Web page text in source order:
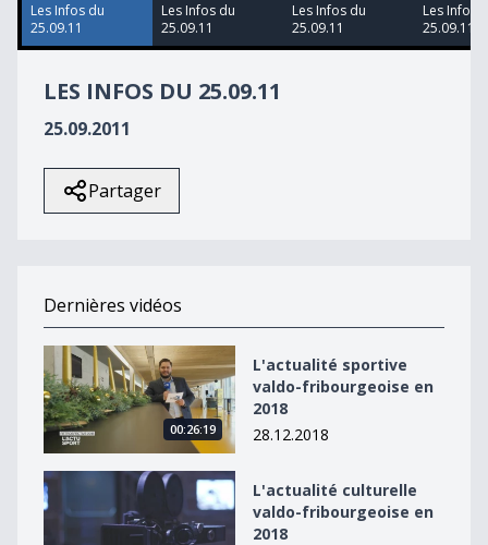
44
seconds
Les Infos du
25.09.11
Les Infos du
25.09.11
Les Infos du
25.09.11
Les Infos
25.09.11
LES INFOS DU 25.09.11
25.09.2011
Partager
Dernières vidéos
L&#039;actualité sportive valdo-fribourgeoise en 2018
00:26:19
L'actualité sportive
valdo-fribourgeoise en
2018
28.12.2018
L&#039;actualité culturelle valdo-fribourgeoise en
L'actualité culturelle
valdo-fribourgeoise en
2018